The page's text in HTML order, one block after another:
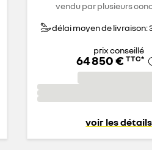
vendu par plusieurs
délai moyen de livraison:
prix conseillé
64 850 € TTC*
voir les détails